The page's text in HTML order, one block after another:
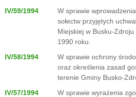
IV/59/1994
W sprawie
sołectw przyjętych
Miejskiej w Busku-
1990 roku.
IV/58/1994
W sprawie ochrony
oraz określenia zasad
terenie Gminy Busko-
IV/57/1994
W sprawie wyrażenia